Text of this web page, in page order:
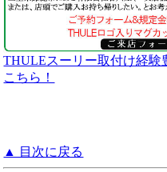
THULEスーリー取付け経験
こちら！
▲ 目次に戻る